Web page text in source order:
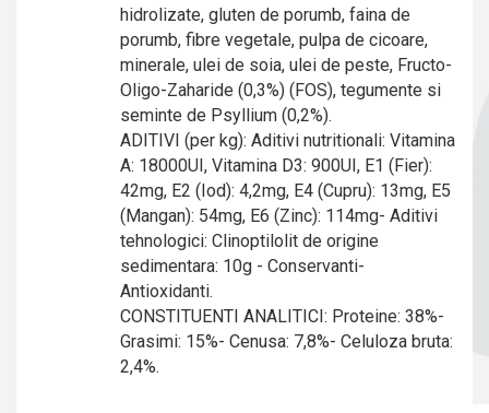
hidrolizate, gluten de porumb, faina de
porumb, fibre vegetale, pulpa de cicoare,
minerale, ulei de soia, ulei de peste, Fructo-
Oligo-Zaharide (0,3%) (FOS), tegumente si
seminte de Psyllium (0,2%).
ADITIVI (per kg): Aditivi nutritionali: Vitamina
A: 18000UI, Vitamina D3: 900UI, E1 (Fier):
42mg, E2 (Iod): 4,2mg, E4 (Cupru): 13mg, E5
(Mangan): 54mg, E6 (Zinc): 114mg- Aditivi
tehnologici: Clinoptilolit de origine
sedimentara: 10g - Conservanti-
Antioxidanti.
CONSTITUENTI ANALITICI: Proteine: 38%-
Grasimi: 15%- Cenusa: 7,8%- Celuloza bruta:
2,4%.